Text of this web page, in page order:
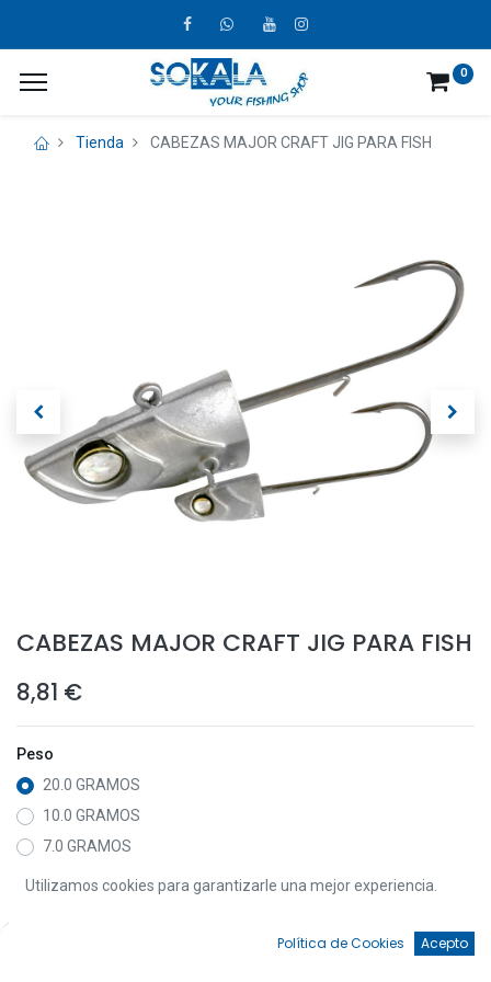
0
Tienda CABEZAS MAJOR CRAFT JIG PARA FISH
CABEZAS MAJOR CRAFT JIG PARA FISH
8,81 €
Peso
20.0 GRAMOS
10.0 GRAMOS
7.0 GRAMOS
5.0 GRAMOS
Utilizamos cookies para garantizarle una mejor experiencia.
Política de Cookies Acepto